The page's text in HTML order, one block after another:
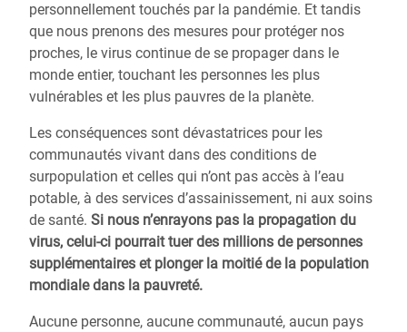
personnellement touchés par la pandémie. Et tandis
que nous prenons des mesures pour protéger nos
proches, le virus continue de se propager dans le
monde entier, touchant les personnes les plus
vulnérables et les plus pauvres de la planète.
Les conséquences sont dévastatrices pour les
communautés vivant dans des conditions de
surpopulation et celles qui n’ont pas accès à l’eau
potable, à des services d’assainissement, ni aux soins
de santé. Si nous n’enrayons pas la propagation du
virus, celui-ci pourrait tuer des millions de personnes
supplémentaires et plonger la moitié de la population
mondiale dans la pauvreté.
Aucune personne, aucune communauté, aucun pays